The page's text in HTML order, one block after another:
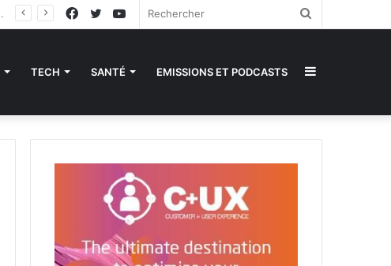
YouTube
Twitter
Facebook
TECH SANTÉ EMISSIONS ET PODCASTS